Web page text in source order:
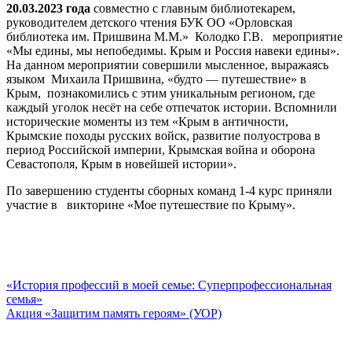
20.03.2023 года совместно с главным библиотекарем,
руководителем детского чтения БУК ОО «Орловская
библиотека им. Пришвина М.М.» Колодко Г.В. мероприятие
«Мы едины, мы непобедимы. Крым и Россия навеки едины».
На данном мероприятии совершили мысленное, выражаясь
языком Михаила Пришвина, «будто — путешествие» в
Крым, познакомились с этим уникальным регионом, где
каждый уголок несёт на себе отпечаток истории. Вспомнили
исторические моменты из тем «Крым в античности,
Крымские походы русских войск, развитие полуострова в
период Российской империи, Крымская война и оборона
Севастополя, Крым в новейшей истории».
По завершению студенты сборных команд 1-4 курс приняли
участие в викторине «Мое путешествие по Крыму».
Навигация
по
«История профессий в моей семье: Суперпрофессиональная
семья»
Акция «Защитим память героям» (УОР)